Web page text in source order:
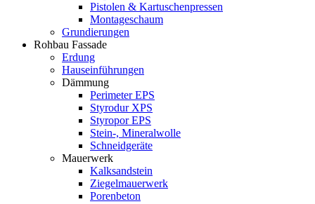
Pistolen & Kartuschenpressen
Montageschaum
Grundierungen
Rohbau Fassade
Erdung
Hauseinführungen
Dämmung
Perimeter EPS
Styrodur XPS
Styropor EPS
Stein-, Mineralwolle
Schneidgeräte
Mauerwerk
Kalksandstein
Ziegelmauerwerk
Porenbeton